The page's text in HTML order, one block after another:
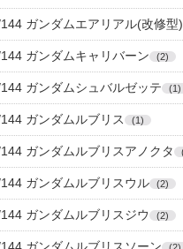
ガンダムエアリアル(改修型)
ガンダムキャリバーン 2
ガンダムシュバルゼッテ 1
ガンダムルブリス 1
ガンダムルブリスアノクタ
ガンダムルブリスウル 2
ガンダムルブリスジウ 2